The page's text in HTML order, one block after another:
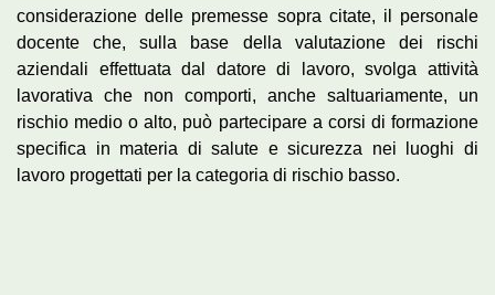
considerazione delle premesse sopra citate, il personale
docente che, sulla base della valutazione dei rischi
aziendali effettuata dal datore di lavoro, svolga attività
lavorativa che non comporti, anche saltuariamente, un
rischio medio o alto, può partecipare a corsi di formazione
specifica in materia di salute e sicurezza nei luoghi di
lavoro progettati per la categoria di rischio basso.